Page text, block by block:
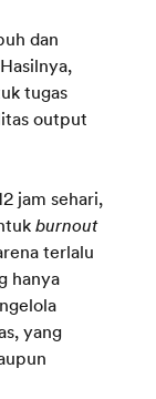
dan
tugas
output
jam sehari,
burnout
terlalu
hanya
yang